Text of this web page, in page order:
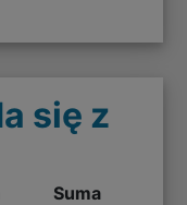
się z
Suma